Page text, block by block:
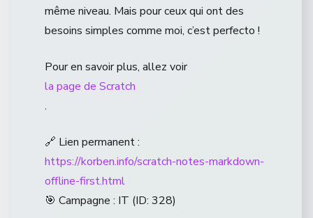
même niveau. Mais pour ceux qui ont des
besoins simples comme moi, c’est perfecto !
Pour en savoir plus, allez voir
la page de Scratch
.
🔗 Lien permanent :
https://korben.info/scratch-notes-markdown-
offline-first.html
🎯 Campagne : IT (ID: 328)